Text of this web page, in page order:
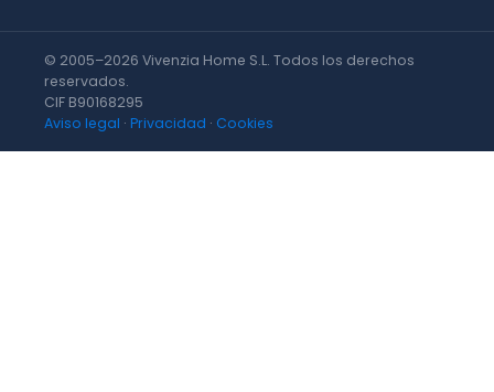
© 2005–2026 Vivenzia Home S.L. Todos los derechos
reservados.
CIF B90168295
Aviso legal · Privacidad · Cookies